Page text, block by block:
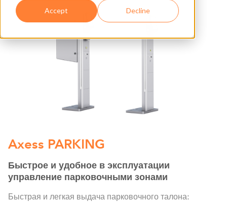
Accept Decline
Axess PARKING
Быстрое и удобное в эксплуатации
управление парковочными зонами
Быстрая и легкая выдача парковочного талона: